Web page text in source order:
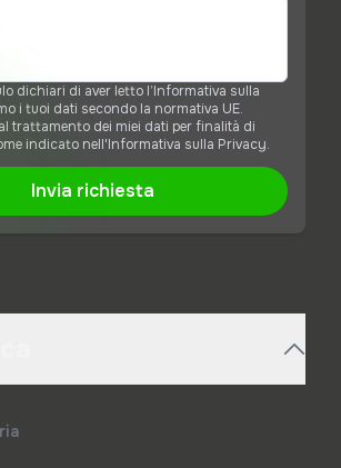
dichiari di aver letto l’Informativa sulla
i tuoi dati secondo la normativa UE.
trattamento dei miei dati per finalità di
indicato nell'Informativa sulla Privacy.
Invia richiesta